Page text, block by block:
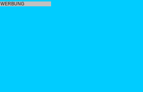
WERBUNG